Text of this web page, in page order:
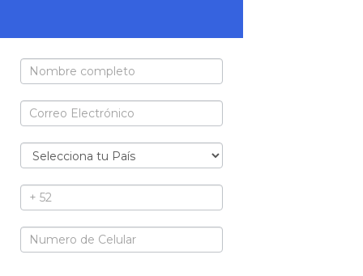
Brochure